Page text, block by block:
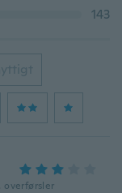
143
overførsler